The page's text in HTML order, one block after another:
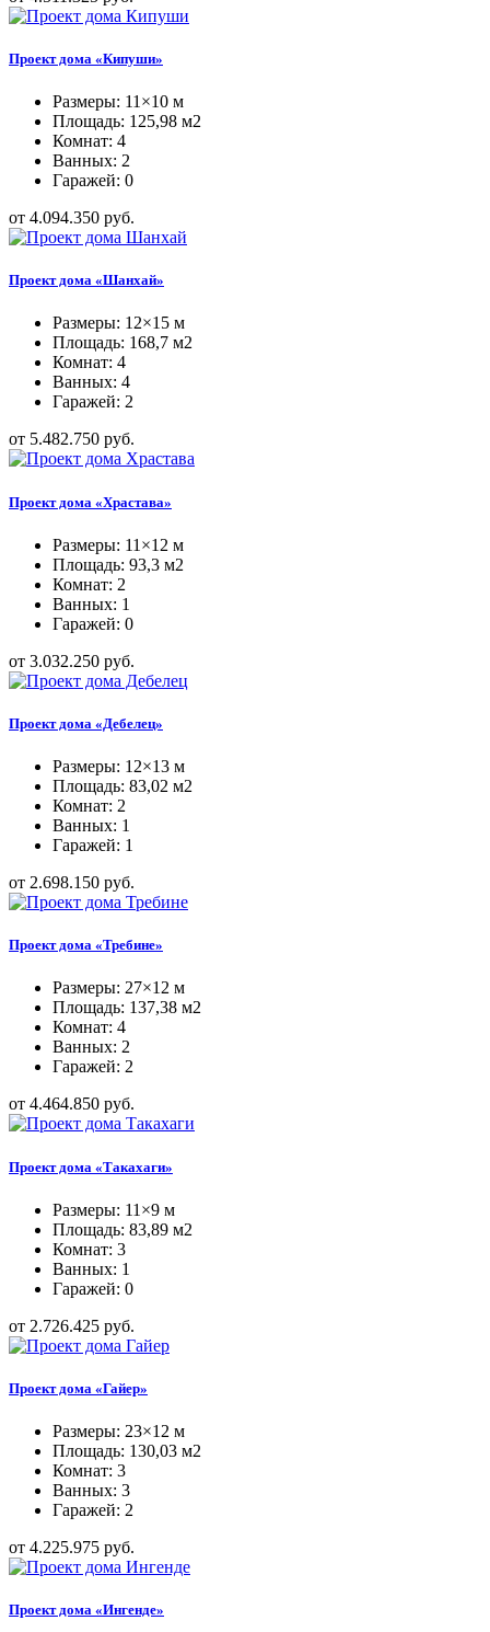
Проект дома «Кипуши»
Размеры: 11×10 м
Площадь: 125,98 м2
Комнат: 4
Ванных: 2
Гаражей: 0
от 4.094.350 руб.
Проект дома «Шанхай»
Размеры: 12×15 м
Площадь: 168,7 м2
Комнат: 4
Ванных: 4
Гаражей: 2
от 5.482.750 руб.
Проект дома «Храстава»
Размеры: 11×12 м
Площадь: 93,3 м2
Комнат: 2
Ванных: 1
Гаражей: 0
от 3.032.250 руб.
Проект дома «Дебелец»
Размеры: 12×13 м
Площадь: 83,02 м2
Комнат: 2
Ванных: 1
Гаражей: 1
от 2.698.150 руб.
Проект дома «Требине»
Размеры: 27×12 м
Площадь: 137,38 м2
Комнат: 4
Ванных: 2
Гаражей: 2
от 4.464.850 руб.
Проект дома «Такахаги»
Размеры: 11×9 м
Площадь: 83,89 м2
Комнат: 3
Ванных: 1
Гаражей: 0
от 2.726.425 руб.
Проект дома «Гайер»
Размеры: 23×12 м
Площадь: 130,03 м2
Комнат: 3
Ванных: 3
Гаражей: 2
от 4.225.975 руб.
Проект дома «Ингенде»